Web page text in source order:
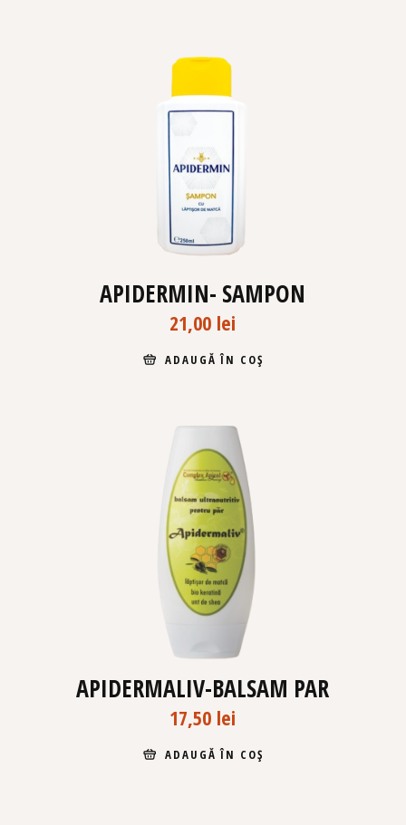
APIDERMIN- SAMPON
21,00 lei
ADAUGĂ ÎN COȘ
APIDERMALIV-BALSAM PAR
17,50 lei
ADAUGĂ ÎN COȘ